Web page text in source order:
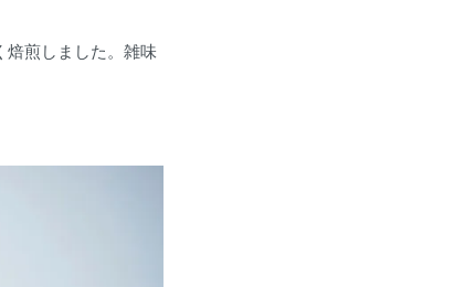
焙煎しました。雑味